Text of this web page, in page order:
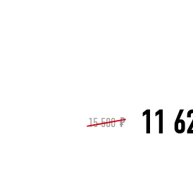
15 500 ₽ 11